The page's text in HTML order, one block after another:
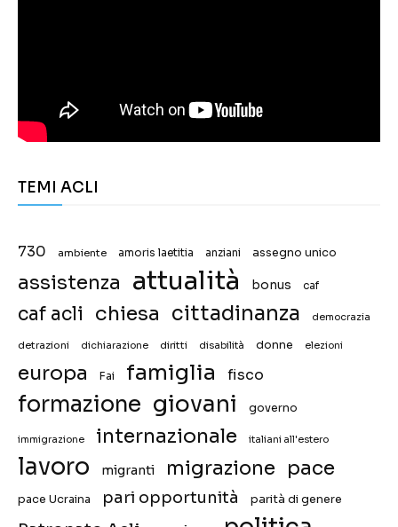
TEMI ACLI
730 ambiente amoris laetitia anziani assegno unico
assistenza attualità bonus caf
caf acli chiesa cittadinanza democrazia
detrazioni dichiarazione diritti disabilità donne elezioni
europa Fai famiglia fisco
formazione giovani governo
immigrazione internazionale italiani all'estero
lavoro migranti migrazione pace
pace Ucraina pari opportunità parità di genere